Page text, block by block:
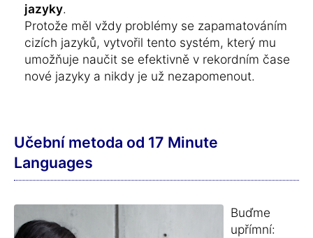
jazyky.
Protože měl vždy problémy se zapamatováním
cizích jazyků, vytvořil tento systém, který mu
umožňuje naučit se efektivně v rekordním čase
nové jazyky a nikdy je už nezapomenout.
Učební metoda od 17 Minute
Languages
Buďme
upřímní: